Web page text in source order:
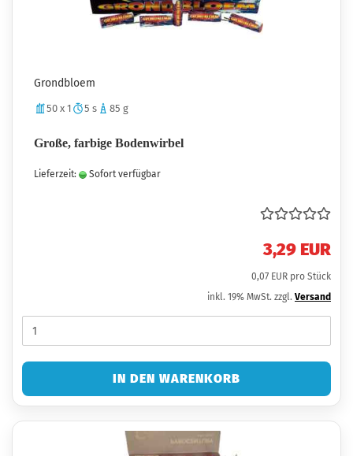
Grondbloem
50 x 1 5 s 85 g
Große, farbige Bodenwirbel
Lieferzeit: Sofort verfügbar
3,29 EUR
0,07 EUR pro Stück
inkl. 19% MwSt. zzgl. Versand
IN DEN WARENKORB